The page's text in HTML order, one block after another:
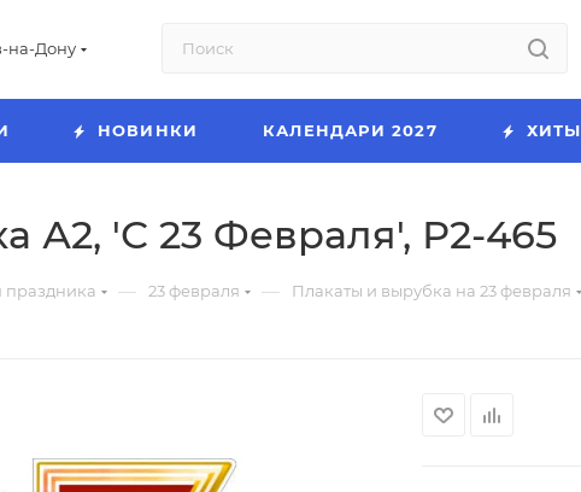
на-Дону
НОВИНКИ КАЛЕНДАРИ 2027 ХИТЫ
А2, 'С 23 Февраля', Р2-465
праздника — 23 февраля — Плакаты и вырубка на 23 февраля